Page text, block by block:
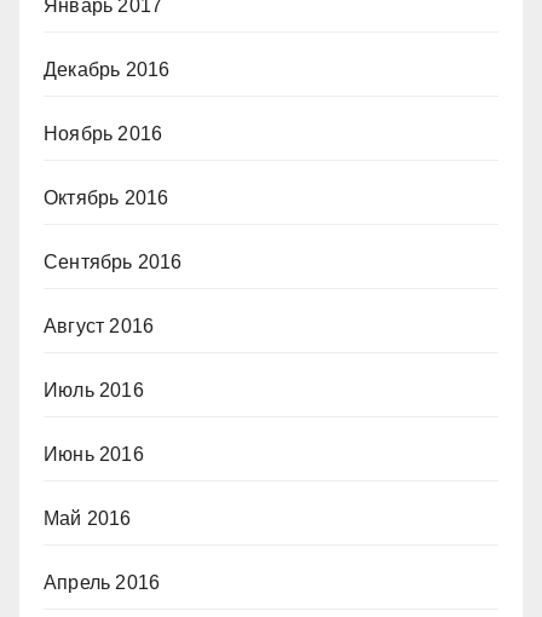
Январь 2017
Декабрь 2016
Ноябрь 2016
Октябрь 2016
Сентябрь 2016
Август 2016
Июль 2016
Июнь 2016
Май 2016
Апрель 2016